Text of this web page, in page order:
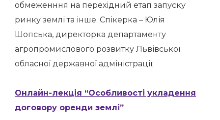
обмеженння на перехідний етап запуску
ринку землі та інше. Спікерка – Юлія
Шопська, директорка департаменту
агропромислового розвитку Львівської
обласної державної адміністрації;
Онлайн-лекція “Особливості укладення
договору оренди землі”